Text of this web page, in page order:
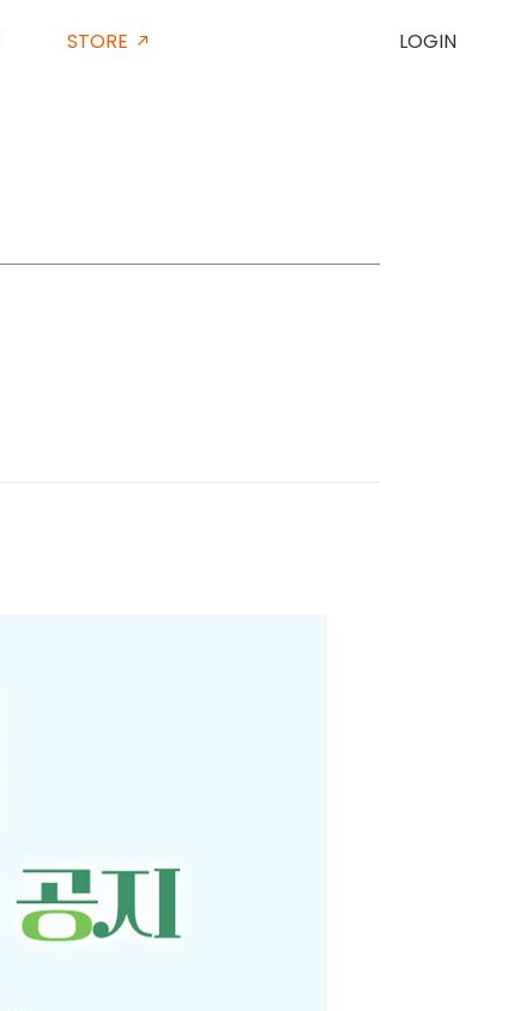
STORE LOGIN